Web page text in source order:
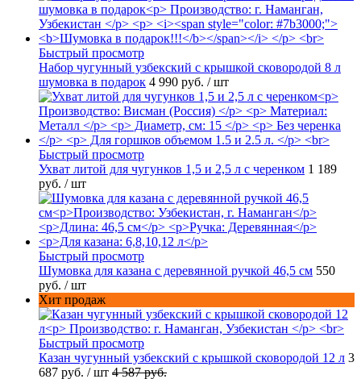
Быстрый просмотр
Набор чугунный узбекский с крышкой сковородой 8 л
шумовка в подарок 4 990 руб. / шт
Быстрый просмотр
Ухват литой для чугунков 1,5 и 2,5 л с черенком 1 189
руб. / шт
Быстрый просмотр
Шумовка для казана с деревянной ручкой 46,5 см 550
руб. / шт
Хит продаж
Быстрый просмотр
Казан чугунный узбекский с крышкой сковородой 12 л 3
687 руб. / шт 4 587 руб.